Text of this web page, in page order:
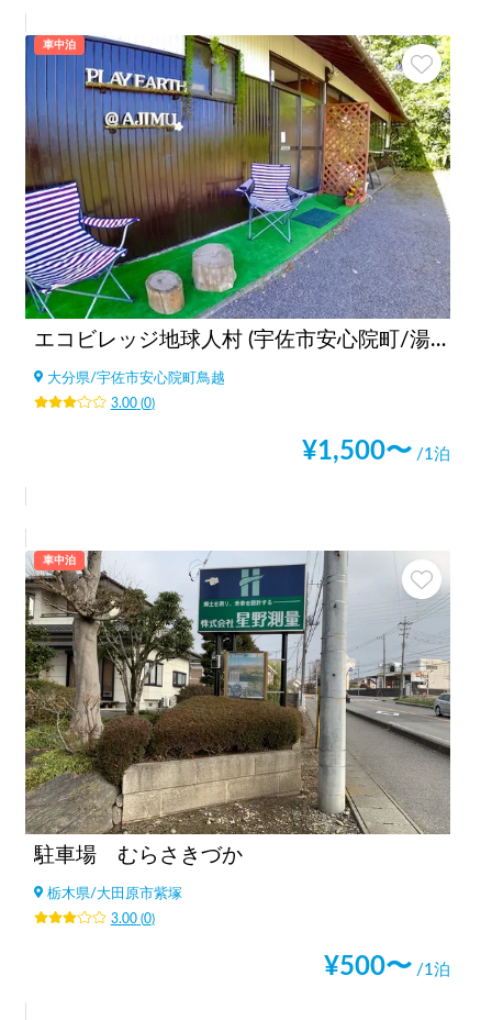
車中泊
エコビレッジ地球人村 (宇佐市安心院町/湯布院別府近く)
大分県/宇佐市安心院町鳥越
3.00(0)
¥1,500〜 /1泊
車中泊
駐車場 むらさきづか
栃木県/大田原市紫塚
3.00(0)
¥500〜 /1泊